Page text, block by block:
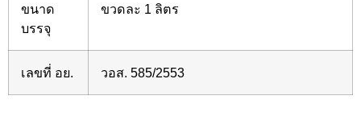
ขนาด
บรรจุ
ขวดละ 1 ลิตร
เลขที่ อย. วอส. 585/2553